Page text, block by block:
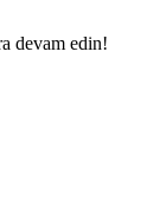
devam edin!